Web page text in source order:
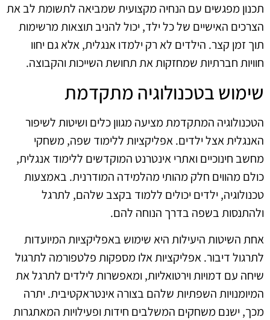
תכנון מפגשים עם הנחיה מקצועית שמביאה לתשומת לב את
הצרכים האישיים של כל ילד, יכול להניב תוצאות מרשימות
תוך זמן קצר. הילדים לא רק ילמדו אנגלית, אלא גם יחוו
חוויות חברתיות שמחזקות את תחושת השייכות והקבוצה.
שימוש בטכנולוגיה מתקדמת
הטכנולוגיה המתקדמת מציעה מגוון כלים ושיטות לשיפור
האנגלית אצל ילדים. אפליקציות ללימוד שפה, משחקי
מחשב חינוכיים ואתרי אינטרנט המוקדשים ללימוד אנגלית,
כולם מהווים חלק מהותי מהלמידה המודרנית. באמצעות
טכנולוגיה, ילדים יכולים ללמוד בקצב שלהם, לתרגל
ולהתנסות בשפה בדרך הנוחה להם.
אחת השיטות היעילות היא שימוש באפליקציות המיועדות
לתרגול דיבור. אפליקציות אלו מספקות פלטפורמה לתרגול
שיחה עם דמויות וירטואליות, ומאפשרות לילדים לתרגל את
המיומנויות השפתיות שלהם בצורה אינטראקטיבית. יתרה
מכך, ישנם משחקים המשלבים חידות ופעילויות המאתגרות